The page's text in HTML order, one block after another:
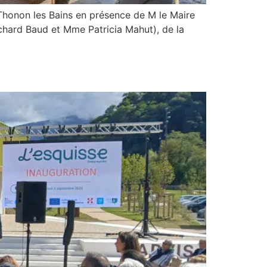
les Bains en présence de M le Maire
Baud et Mme Patricia Mahut), de la